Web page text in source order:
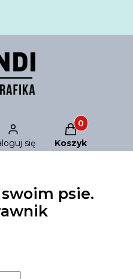
wyszukiwarkę
się
Produkty w
Koszyk
psie.